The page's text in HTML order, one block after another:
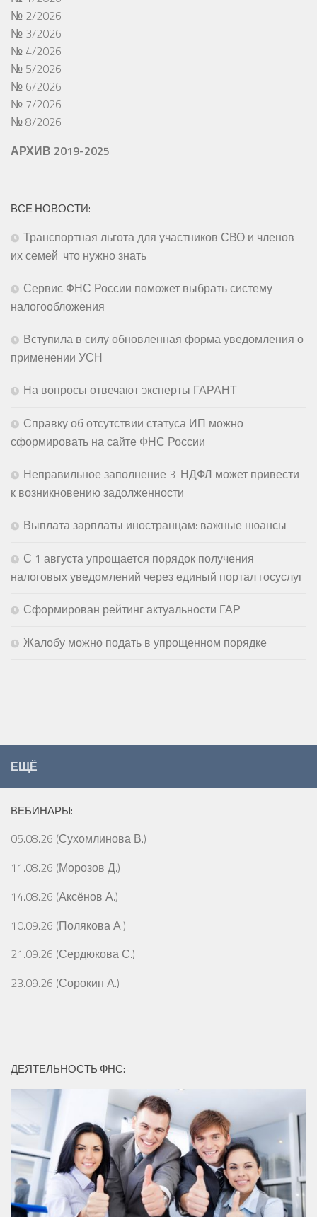
№ 2/2026
№ 3/2026
№ 4/2026
№ 5/2026
№ 6/2026
№ 7/2026
№ 8/2026
АРХИВ 2019-2025
ВСЕ НОВОСТИ:
Транспортная льгота для участников СВО и членов
их семей: что нужно знать
Сервис ФНС России поможет выбрать систему
налогообложения
Вступила в силу обновленная форма уведомления о
применении УСН
На вопросы отвечают эксперты ГАРАНТ
Справку об отсутствии статуса ИП можно
сформировать на сайте ФНС России
Неправильное заполнение 3-НДФЛ может привести
к возникновению задолженности
Выплата зарплаты иностранцам: важные нюансы
С 1 августа упрощается порядок получения
налоговых уведомлений через единый портал госуслуг
Сформирован рейтинг актуальности ГАР
Жалобу можно подать в упрощенном порядке
ЕЩЁ
ВЕБИНАРЫ:
05.08.26 (Сухомлинова В.)
11.08.26 (Морозов Д.)
14.08.26 (Аксёнов А.)
10.09.26 (Полякова А.)
21.09.26 (Сердюкова С.)
23.09.26 (Сорокин А.)
ДЕЯТЕЛЬНОСТЬ ФНС: